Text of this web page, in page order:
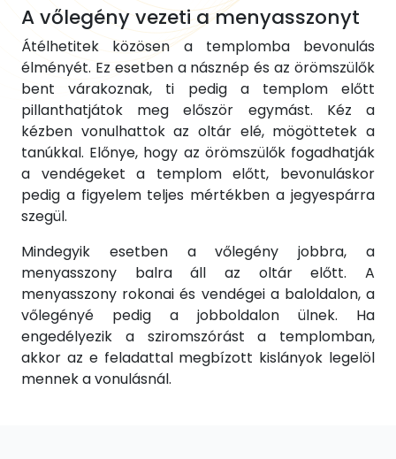
A vőlegény vezeti a menyasszonyt
Átélhetitek közösen a templomba bevonulás
élményét. Ez esetben a násznép és az örömszülők
bent várakoznak, ti pedig a templom előtt
pillanthatjátok meg először egymást. Kéz a
kézben vonulhattok az oltár elé, mögöttetek a
tanúkkal. Előnye, hogy az örömszülők fogadhatják
a vendégeket a templom előtt, bevonuláskor
pedig a figyelem teljes mértékben a jegyespárra
szegül.
Mindegyik esetben a vőlegény jobbra, a
menyasszony balra áll az oltár előtt. A
menyasszony rokonai és vendégei a baloldalon, a
vőlegényé pedig a jobboldalon ülnek. Ha
engedélyezik a sziromszórást a templomban,
akkor az e feladattal megbízott kislányok legelöl
mennek a vonulásnál.